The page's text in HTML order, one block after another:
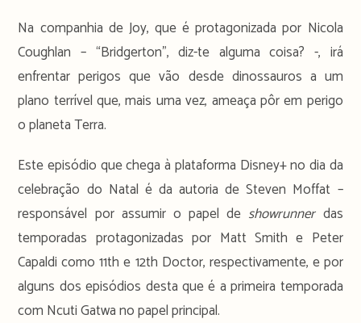
Na companhia de Joy, que é protagonizada por Nicola
Coughlan – “Bridgerton”, diz-te alguma coisa? -, irá
enfrentar perigos que vão desde dinossauros a um
plano terrível que, mais uma vez, ameaça pôr em perigo
o planeta Terra.
Este episódio que chega à plataforma Disney+ no dia da
celebração do Natal é da autoria de Steven Moffat –
responsável por assumir o papel de showrunnerdas
temporadas protagonizadas por Matt Smith e Peter
Capaldi como 11th e 12th Doctor, respectivamente, e por
alguns dos episódios desta que é a primeira temporada
com Ncuti Gatwa no papel principal.